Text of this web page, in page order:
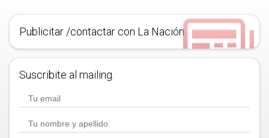
Publicitar /contactar con La Nación
Suscribite al mailing.